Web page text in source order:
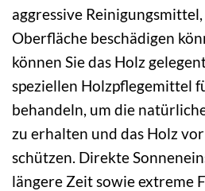
aggressive
Oberfläche beschädigen
können Sie das Holz
speziellen Holzpflegemittel
behandeln, um die
zu erhalten und das Holz
schützen. Direkte
längere Zeit sowie extreme